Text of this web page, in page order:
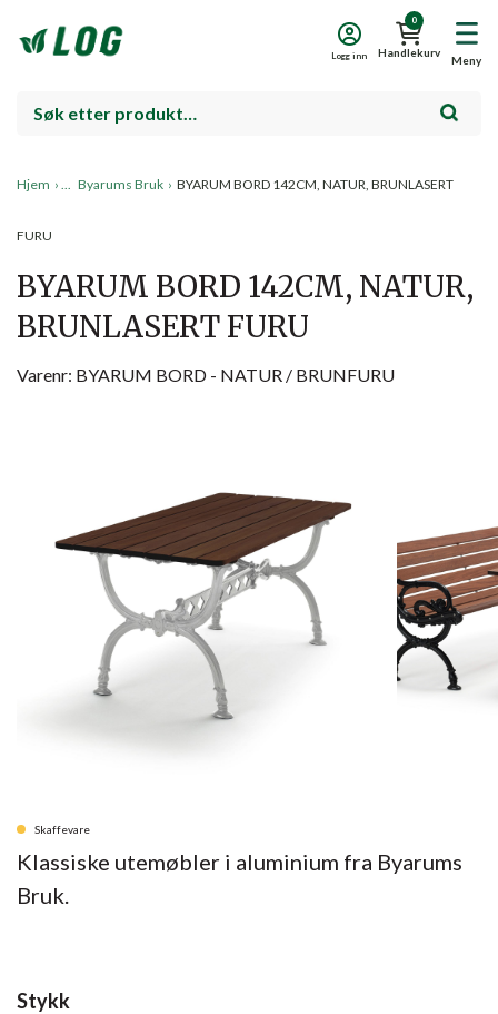
Meny
0
Handlekurv
Logg inn
Hjem › Byarums Bruk › BYARUM BORD 142CM, NATUR, BRUNLASERT
FURU
BYARUM BORD 142CM, NATUR,
BRUNLASERT FURU
Varenr: BYARUM BORD - NATUR / BRUNFURU
Skaffevare
Klassiske utemøbler i aluminium fra Byarums
Bruk.
Stykk